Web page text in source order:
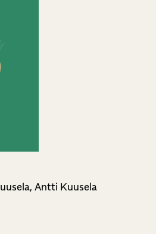
Antti Kuusela